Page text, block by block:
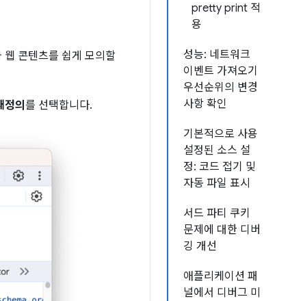
pretty print 적
용
성능: 네트워크
이벤트 가져오기
우선순위의 변경
사항 확인
기본적으로 사용
설정된 소스 설
정: 코드 접기 및
자동 파일 표시
서드 파티 쿠키
문제에 대한 디버
깅 개선
애플리케이션 패
널에서 디버그 미
웹 콘텐츠를 쉽게 모의할
의 를 선택합니다.